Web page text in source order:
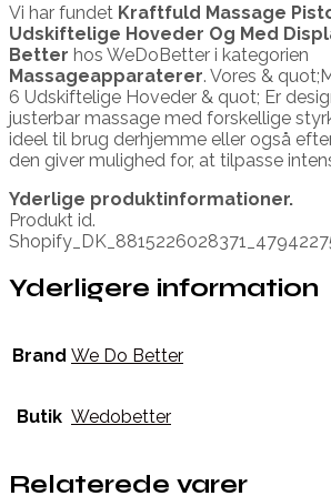
Vi har fundet Kraftfuld Massage
Udskiftelige Hoveder Og Med
Better hos WeDoBetter i kategorien
Massageapparaterer. Vores &
6 Udskiftelige Hoveder & quot; Er
justerbar massage med forskellige
ideel til brug derhjemme eller også
den giver mulighed for, at tilpasse
Yderlige produktinformationer.
Produkt id.
Yderligere information
Brand We Do Better
Butik Wedobetter
Relaterede varer